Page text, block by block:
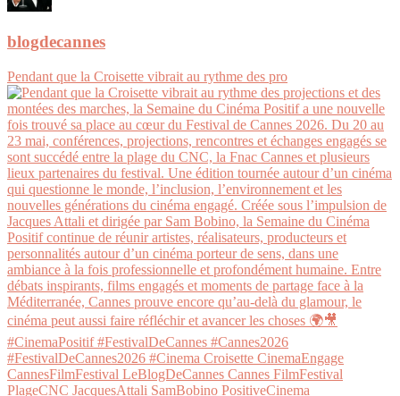
blogdecannes
Pendant que la Croisette vibrait au rythme des pro